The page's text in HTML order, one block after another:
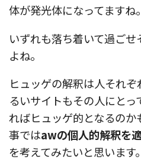
体が発光体になってますね。
いずれも落ち着いて過ご
よね。
ヒュッゲの解釈は人それ
るいサイトもその人にと
ればヒュッゲ的となるの
事ではawの個人的解釈を
を考えてみたいと思います。